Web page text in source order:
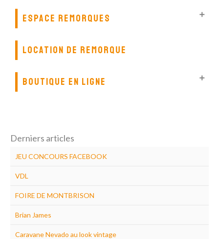
ESPACE REMORQUES 
LOCATION DE REMORQUE
BOUTIQUE EN LIGNE 
Derniers articles
JEU CONCOURS FACEBOOK
VDL
FOIRE DE MONTBRISON
Brian James
Caravane Nevado au look vintage